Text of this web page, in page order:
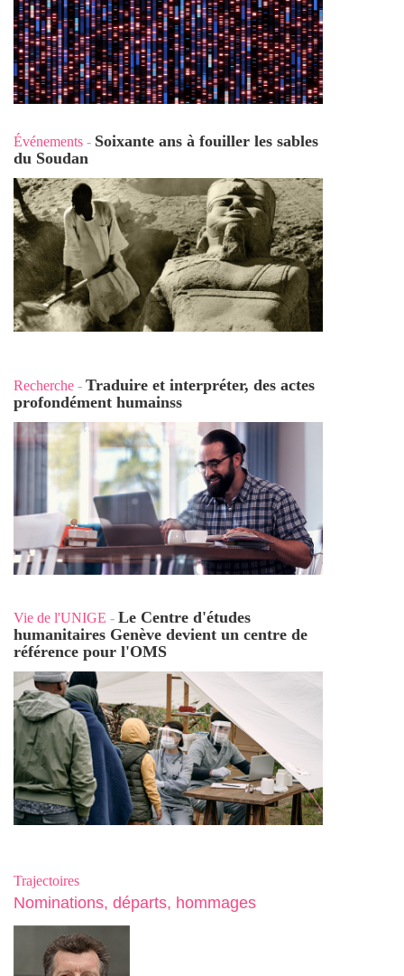
Événements - Soixante ans à fouiller les sables
du Soudan
Recherche - Traduire et interpréter, des actes
profondément humainss
Vie de l'UNIGE - Le Centre d'études
humanitaires Genève devient un centre de
référence pour l'OMS
Trajectoires
Nominations, départs, hommages